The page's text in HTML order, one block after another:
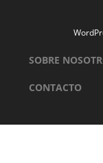
SOBRE
CONTACTO